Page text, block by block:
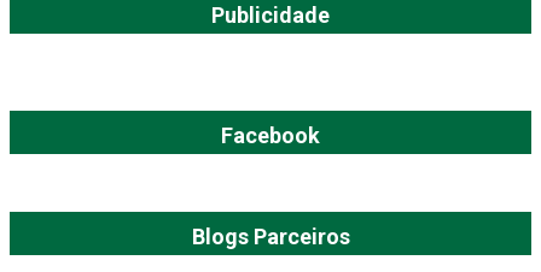
Publicidade
Facebook
Blogs Parceiros